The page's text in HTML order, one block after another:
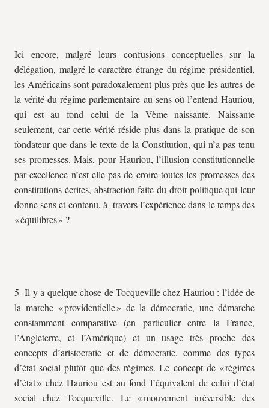
Ici encore, malgré leurs confusions conceptuelles sur la
délégation, malgré le caractère étrange du régime présidentiel,
les Américains sont paradoxalement plus près que les autres de
la vérité du régime parlementaire au sens où l’entend Hauriou,
qui est au fond celui de la Vème naissante. Naissante
seulement, car cette vérité réside plus dans la pratique de son
fondateur que dans le texte de la Constitution, qui n’a pas tenu
ses promesses. Mais, pour Hauriou, l’illusion constitutionnelle
par excellence n’est-elle pas de croire toutes les promesses des
constitutions écrites, abstraction faite du droit politique qui leur
donne sens et contenu, à travers l’expérience dans le temps des
« équilibres » ?
5- Il y a quelque chose de Tocqueville chez Hauriou : l’idée de
la marche « providentielle » de la démocratie, une démarche
constamment comparative (en particulier entre la France,
l’Angleterre, et l’Amérique) et un usage très proche des
concepts d’aristocratie et de démocratie, comme des types
d’état social plutôt que des régimes. Le concept de « régimes
d’état » chez Hauriou est au fond l’équivalent de celui d’état
social chez Tocqueville. Le « mouvement irréversible des